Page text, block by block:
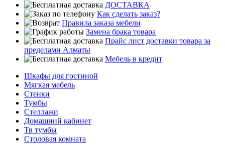
ДОСТАВКА
Как сделать заказ?
Правила заказа мебели
Замена брака товара
Прайс лист доставки товара за
пределами Алматы
Мебель в кредит
Шкафы для гостиной
Мягкая мебель
Стенки
Тумбы
Стеллажи
Домашний кабинет
Тв тумбы
Столовая комната